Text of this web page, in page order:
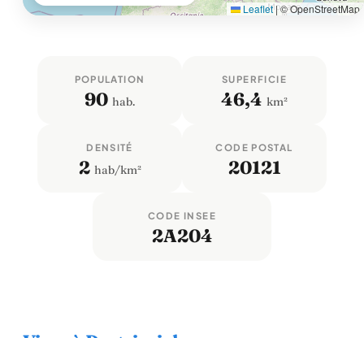
Leaflet |© OpenStreetMap
POPULATION
90 hab.
SUPERFICIE
46,4 km²
DENSITÉ
2 hab/km²
CODE POSTAL
20121
CODE INSEE
2A204